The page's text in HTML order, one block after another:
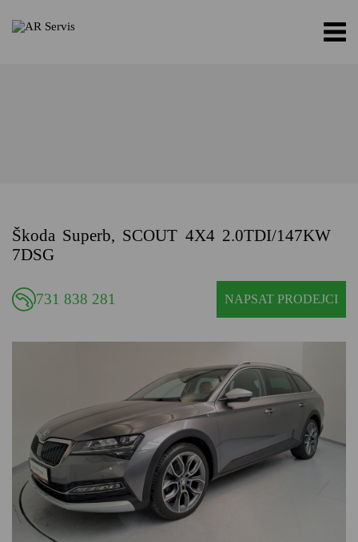
Škoda Superb, SCOUT 4X4 2.0TDI/147KW
7DSG
731 838 281 NAPSAT PRODEJCI